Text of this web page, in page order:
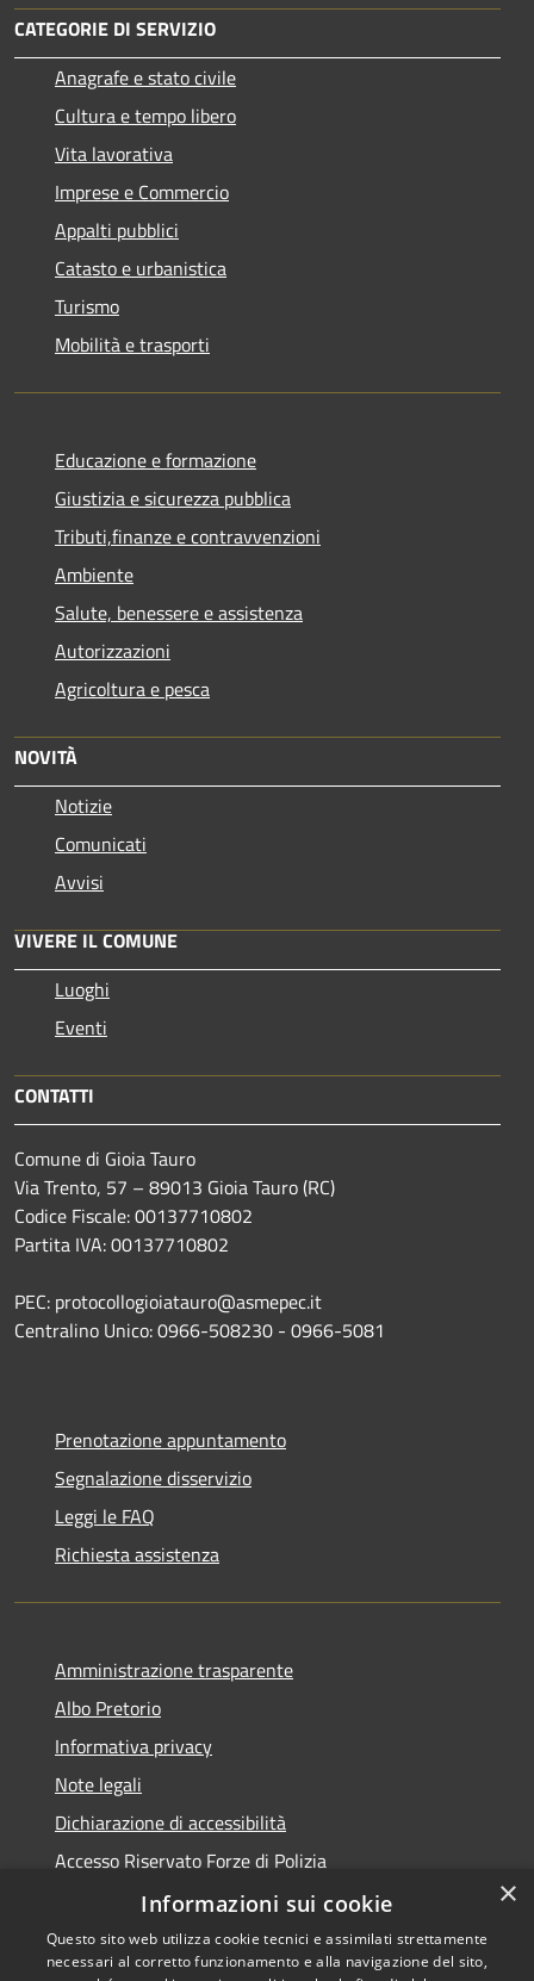
CATEGORIE DI SERVIZIO
Anagrafe e stato civile
Cultura e tempo libero
Vita lavorativa
Imprese e Commercio
Appalti pubblici
Catasto e urbanistica
Turismo
Mobilità e trasporti
Educazione e formazione
Giustizia e sicurezza pubblica
Tributi,finanze e contravvenzioni
Ambiente
Salute, benessere e assistenza
Autorizzazioni
Agricoltura e pesca
NOVITÀ
Notizie
Comunicati
Avvisi
VIVERE IL COMUNE
Luoghi
Eventi
CONTATTI
Comune di Gioia Tauro
Via Trento, 57 – 89013 Gioia Tauro (RC)
Codice Fiscale: 00137710802
Partita IVA: 00137710802
PEC: protocollogioiatauro@asmepec.it
Centralino Unico: 0966-508230 - 0966-5081
Prenotazione appuntamento
Segnalazione disservizio
Leggi le FAQ
Richiesta assistenza
Amministrazione trasparente
Albo Pretorio
Informativa privacy
Note legali
Dichiarazione di accessibilità
Accesso Riservato Forze di Polizia
Archivio vecchio sito
×
Informazioni sui cookie
Questo sito web utilizza cookie tecnici e assimilati strettamente
necessari al corretto funzionamento e alla navigazione del sito,